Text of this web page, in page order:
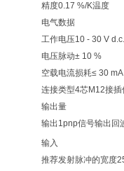
精度0.17 %/K温度
电气数据
工作电压10 - 30 V
电压脉动± 10 %
空载电流损耗≤ 30 mA
连接类型4芯M12接插
输出量
输出1pnp信号输出回
输入
推荐发射脉冲的宽度